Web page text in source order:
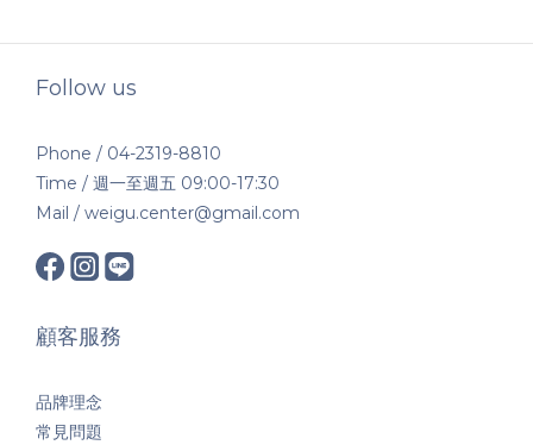
Follow us
Phone / 04-2319-8810
Time / 週一至週五 09:00-17:30
Mail / weigu.center@gmail.com
顧客服務
品牌理念
常見問題